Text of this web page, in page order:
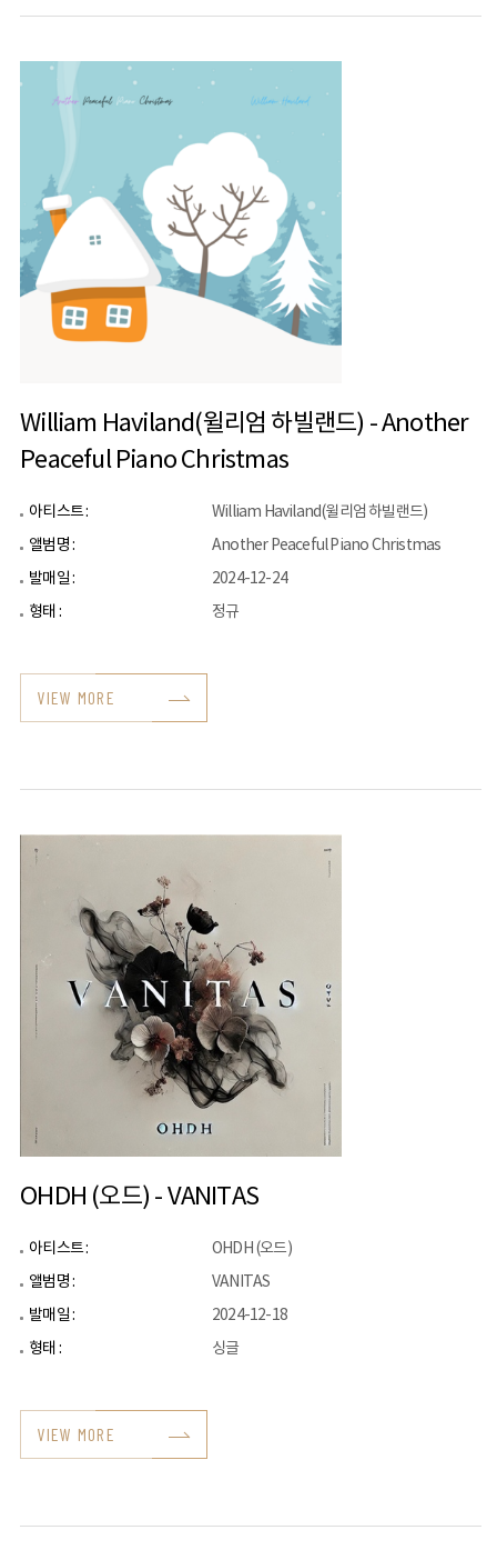
William Haviland(윌리엄 하빌랜드) - Another
Peaceful Piano Christmas
아티스트 :
William Haviland(윌리엄 하빌랜드)
앨범명 :
Another Peaceful Piano Christmas
발매일 :
2024-12-24
형태 :
정규
VIEW MORE
OHDH (오드) - VANITAS
아티스트 :
OHDH (오드)
앨범명 :
VANITAS
발매일 :
2024-12-18
형태 :
싱글
VIEW MORE